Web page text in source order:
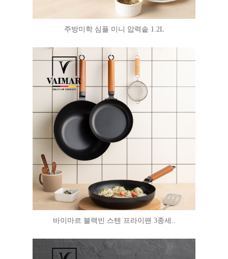
주방미학 심플 미니 압력솥 1.2L
바이마르 블랙빈 스텐 프라이팬 3종세..